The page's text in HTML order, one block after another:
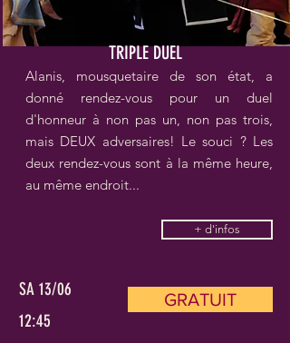
TRIPLE DUEL
Alanis, mousquetaire de son état, a
donné rendez-vous pour un duel
d'honneur à non pas un, non pas trois,
mais DEUX adversaires! Le souci ? Les
deux rendez-vous sont à la même heure,
au même endroit...
+ d'infos
SA 13/06
12:45
GRATUIT